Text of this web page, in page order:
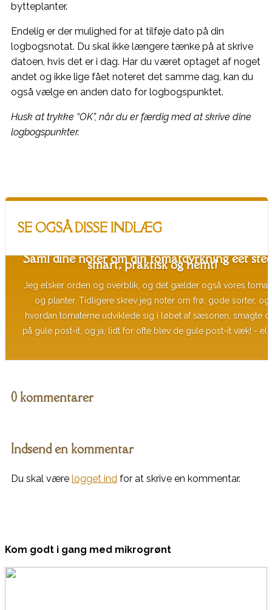
bytteplanter.
Endelig er der mulighed for at tilføje dato på din
logbogsnotat. Du skal ikke længere tænke på at skrive
datoen, hvis det er i dag. Har du været optaget af noget
andet og ikke lige fået noteret det samme dag, kan du
også vælge en anden dato for logbogspunktet.
Husk at trykke “OK”, når du er færdig med at skrive dine
logbogspunkter.
SE OGSÅ DISSE INDLÆG
Saml dine noter om din tomatdyrkning eet
smart, praktisk og nemt!
Jeg elsker orden og overblik, og det gælder også vores
og planter. Tidligere skrev jeg noter om frø, gode sorter, og
hvordan tomaterne udviklede sig i løbet af sæsonen, smagte
på gule post-it, og ja, lidt for ofte blev de gule post-it væk! -
0 kommentarer
Indsend en kommentar
Du skal være logget ind for at skrive en kommentar.
Kom godt i gang med mikrogrønt